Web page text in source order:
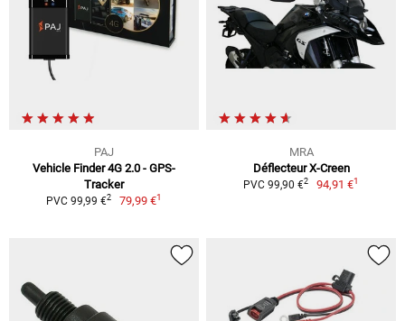
PAJ
Vehicle Finder 4G 2.0 - GPS-
Tracker
PVC 99,99 €2 79,99 €1
MRA
Déflecteur X-Creen
PVC 99,90 €2 94,91 €1